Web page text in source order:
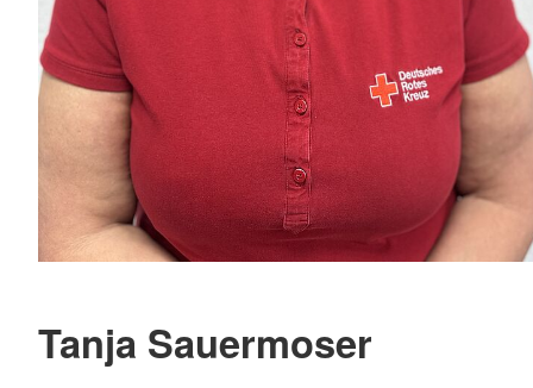
Tanja Sauermoser